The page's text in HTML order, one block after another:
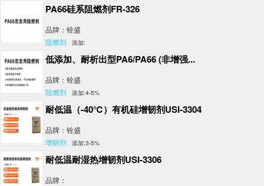
PA66硅系阻燃剂FR-326
品牌：铨盛
阻燃剂 添加:
低添加、耐析出型PA6/PA66 (非增强...
品牌：铨盛
阻燃剂 添加:4-5%
耐低温（-40℃）有机硅增韧剂USI-3304
品牌：铨盛
增韧剂 添加:3-5%
耐低温耐湿热增韧剂USI-3306
品牌：